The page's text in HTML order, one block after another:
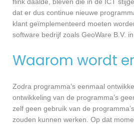
flink daalde, bleven die in de ICT
dat er dus continue nieuwe
klant geïmplementeerd moeten
software bedrijf zoals GeoWare B.V.
Waarom wordt
Zodra programma’s eenmaal
ontwikkeling van de programma’s
zelf geen gebruik van de
zouden kunnen werken. Op dat